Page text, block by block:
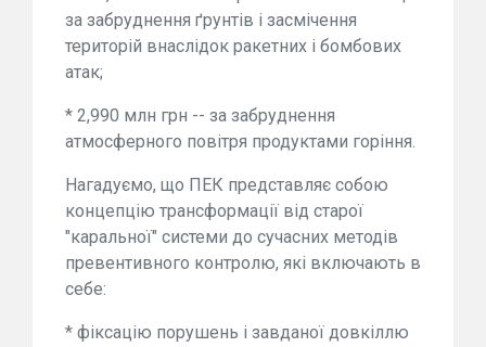
за забруднення ґрунтів і засмічення
територій внаслідок ракетних і бомбових
атак;
* 2,990 млн грн -- за забруднення
атмосферного повітря продуктами горіння.
Нагадуємо, що ПЕК представляє собою
концепцію трансформації від старої
"каральної" системи до сучасних методів
превентивного контролю, які включають в
себе:
* фіксацію порушень і завданої довкіллю